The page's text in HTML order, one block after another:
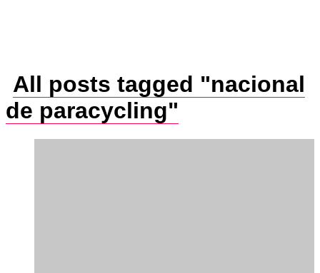
All posts tagged "nacional
de paracycling"